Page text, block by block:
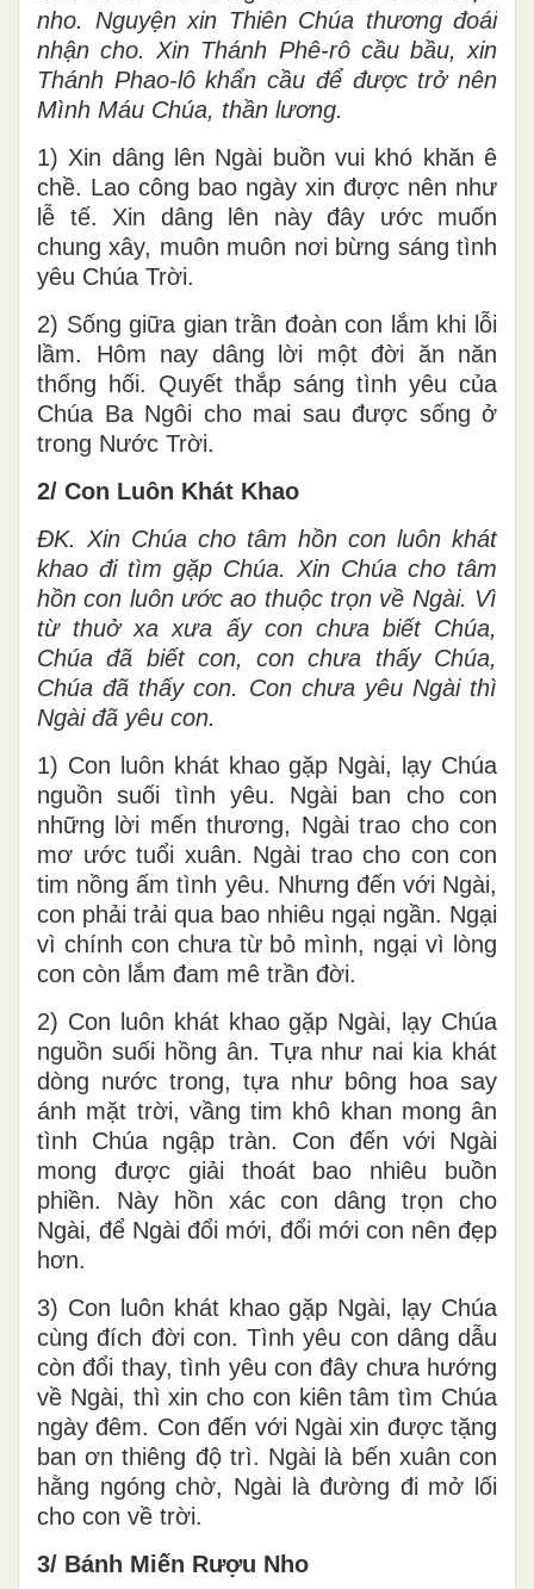
nho. Nguyện xin Thiên Chúa thương đoái
nhận cho. Xin Thánh Phê-rô cầu bầu, xin
Thánh Phao-lô khẩn cầu để được trở nên
Mình Máu Chúa, thần lương.
1) Xin dâng lên Ngài buồn vui khó khăn ê
chề. Lao công bao ngày xin được nên như
lễ tế. Xin dâng lên này đây ước muốn
chung xây, muôn muôn nơi bừng sáng tình
yêu Chúa Trời.
2) Sống giữa gian trần đoàn con lắm khi lỗi
lầm. Hôm nay dâng lời một đời ăn năn
thống hối. Quyết thắp sáng tình yêu của
Chúa Ba Ngôi cho mai sau được sống ở
trong Nước Trời.
2/ Con Luôn Khát Khao
ĐK. Xin Chúa cho tâm hồn con luôn khát
khao đi tìm gặp Chúa. Xin Chúa cho tâm
hồn con luôn ước ao thuộc trọn về Ngài. Vì
từ thuở xa xưa ấy con chưa biết Chúa,
Chúa đã biết con, con chưa thấy Chúa,
Chúa đã thấy con. Con chưa yêu Ngài thì
Ngài đã yêu con.
1) Con luôn khát khao gặp Ngài, lạy Chúa
nguồn suối tình yêu. Ngài ban cho con
những lời mến thương, Ngài trao cho con
mơ ước tuổi xuân. Ngài trao cho con con
tim nồng ấm tình yêu. Nhưng đến với Ngài,
con phải trải qua bao nhiêu ngại ngần. Ngại
vì chính con chưa từ bỏ mình, ngại vì lòng
con còn lắm đam mê trần đời.
2) Con luôn khát khao gặp Ngài, lạy Chúa
nguồn suối hồng ân. Tựa như nai kia khát
dòng nước trong, tựa như bông hoa say
ánh mặt trời, vầng tim khô khan mong ân
tình Chúa ngập tràn. Con đến với Ngài
mong được giải thoát bao nhiêu buồn
phiền. Này hồn xác con dâng trọn cho
Ngài, để Ngài đổi mới, đổi mới con nên đẹp
hơn.
3) Con luôn khát khao gặp Ngài, lạy Chúa
cùng đích đời con. Tình yêu con dâng dẫu
còn đổi thay, tình yêu con đây chưa hướng
về Ngài, thì xin cho con kiên tâm tìm Chúa
ngày đêm. Con đến với Ngài xin được tặng
ban ơn thiêng độ trì. Ngài là bến xuân con
hằng ngóng chờ, Ngài là đường đi mở lối
cho con về trời.
3/ Bánh Miến Rượu Nho